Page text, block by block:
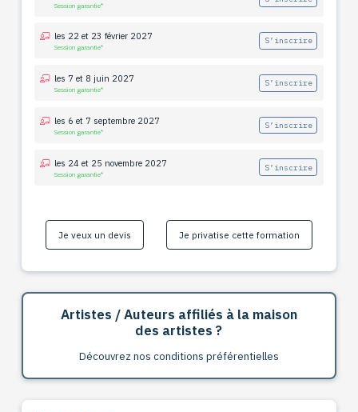
Session garantie*
les 22 et 23 février 2027
Session garantie*
S’inscrire
les 7 et 8 juin 2027
Session garantie*
S’inscrire
les 6 et 7 septembre 2027
Session garantie*
S’inscrire
les 24 et 25 novembre 2027
Session garantie*
S’inscrire
Je veux un devis Je privatise cette formation
Artistes / Auteurs affiliés à la maison
des artistes ?
Découvrez nos conditions préférentielles